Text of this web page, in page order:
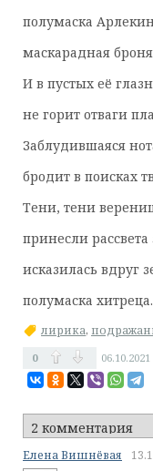
полумаска
маскарадная
И в пустых её
не горит отваги
Заблудившаяся
бродит в поисках
Тени, тени
принесли
исказилась вдруг
полумаска хитреца.
лирика,
0 06.10.2021
Елена Вишнёвая